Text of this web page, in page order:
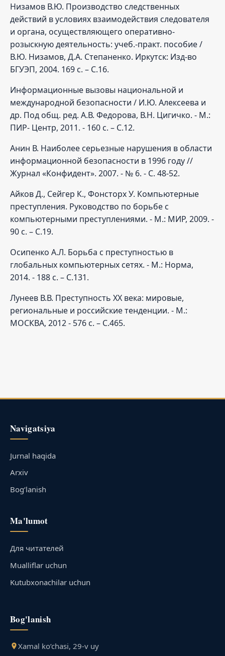
Низамов В.Ю. Производство следственных
действий в условиях взаимодействия следователя
и органа, осуществляющего оперативно-
розыскную деятельность: учеб.-практ. пособие /
В.Ю. Низамов, Д.А. Степаненко. Иркутск: Изд-во
БГУЭП, 2004. 169 с. – С.16.
Информационные вызовы национальной и
международной безопасности / И.Ю. Алексеева и
др. Под общ. ред. А.В. Федорова, В.Н. Цигичко. - М.:
ПИР- Центр, 2011. - 160 с. – С.12.
Анин В. Наиболее серьезные нарушения в области
информационной безопасности в 1996 году //
Журнал «Конфидент». 2007. - № 6. - С. 48-52.
Айков Д., Сейгер К., Фонсторх У. Компьютерные
преступления. Руководство по борьбе с
компьютерными преступлениями. - М.: МИР, 2009. -
90 с. – С.19.
Осипенко А.Л. Борьба с преступностью в
глобальных компьютерных сетях. - М.: Норма,
2014. - 188 с. – С.131.
Лунеев В.В. Преступность ХХ века: мировые,
региональные и российские тенденции. - М.:
МОСКВА, 2012 - 576 с. – С.465.
Navigatsiya
Jurnal haqida
Arxiv
Bog‘lanish
Ma'lumot
Для читателей
Mualliflar uchun
Kutubxonachilar uchun
Bog'lanish
Xamal ko‘chasi, 29-v uy